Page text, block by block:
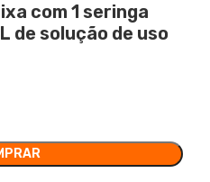
com 1 seringa
de solução de uso